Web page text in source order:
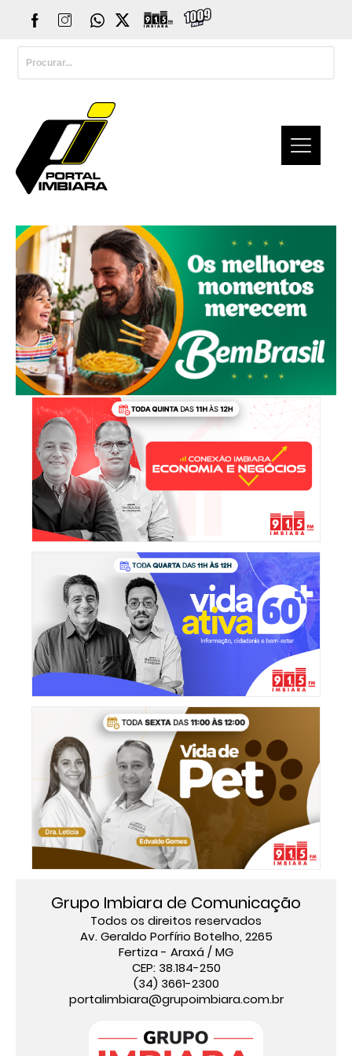
Grupo Imbiara de Comunicação
Todos os direitos reservados
Av. Geraldo Porfírio Botelho, 2265
Fertiza - Araxá / MG
CEP: 38.184-250
(34) 3661-2300
portalimbiara@grupoimbiara.com.br